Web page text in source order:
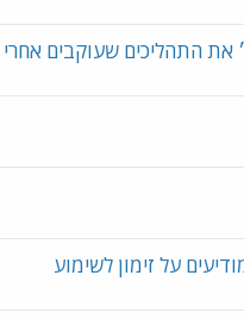
התהליכים שעוקבים
על זימון לשימוע